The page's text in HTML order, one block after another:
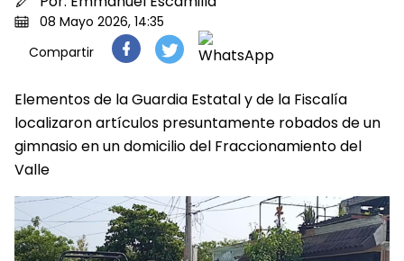
08 Mayo 2026, 14:35
Compartir
Elementos de la Guardia Estatal y de la Fiscalía
localizaron artículos presuntamente robados de un
gimnasio en un domicilio del Fraccionamiento del
Valle